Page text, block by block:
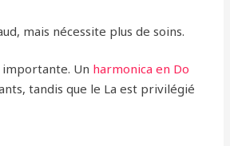
mais nécessite plus de soins.
Un harmonica en Do
tandis que le La est privilégié